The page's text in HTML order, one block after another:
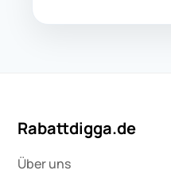
Rabattdigga.de
Über uns